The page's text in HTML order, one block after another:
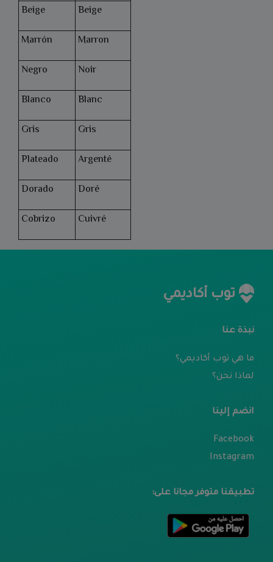
Beige
Beige
Marrón
Marron
Negro
Noir
Blanco
Blanc
Gris
Gris
Plateado
Argenté
Dorado
Doré
Cobrizo
Cuivré
توب أكاديمي
نبذة عنا
ما هي توب أكاديمي؟
لماذا نحن؟
انضم إلينا
Facebook
Instagram
تطبيقنا متوفر مجانا على: